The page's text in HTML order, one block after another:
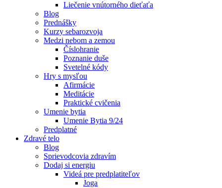
Liečenie vnútorného dieťaťa
Blog
Prednášky
Kurzy sebarozvoja
Medzi nebom a zemou
Číslohranie
Poznanie duše
Svetelné kódy
Hry s mysľou
Afirmácie
Meditácie
Praktické cvičenia
Umenie bytia
Umenie Bytia 9/24
Predplatné
Zdravé telo
Blog
Sprievodcovia zdravím
Dodaj si energiu
Videá pre predplatiteľov
Joga